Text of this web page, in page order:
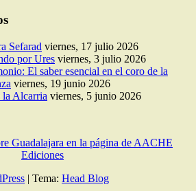
Sefarad viernes, 17 julio 2026
por Ures viernes, 3 julio 2026
El saber esencial en el coro de la
viernes, 19 junio 2026
la Alcarria viernes, 5 junio 2026
Guadalajara en la página de AACHE
Ediciones
| Tema: Head Blog